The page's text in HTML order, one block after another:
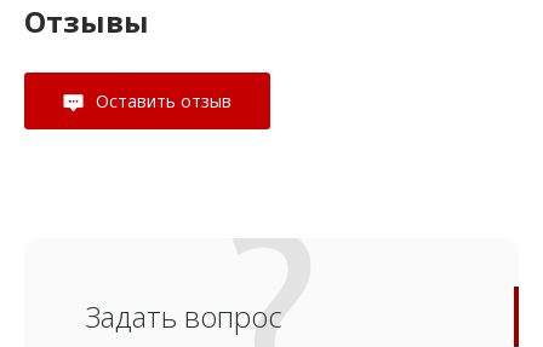
Отзывы
Оставить отзыв
Задать вопрос